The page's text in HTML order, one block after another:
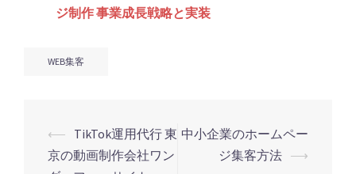
ジ制作 事業成長戦略と実装
WEB集客
投
稿
⟵ TikTok運用代行 東
京の動画制作会社ワン
中小企業のホームペー
ジ集客方法 ⟶